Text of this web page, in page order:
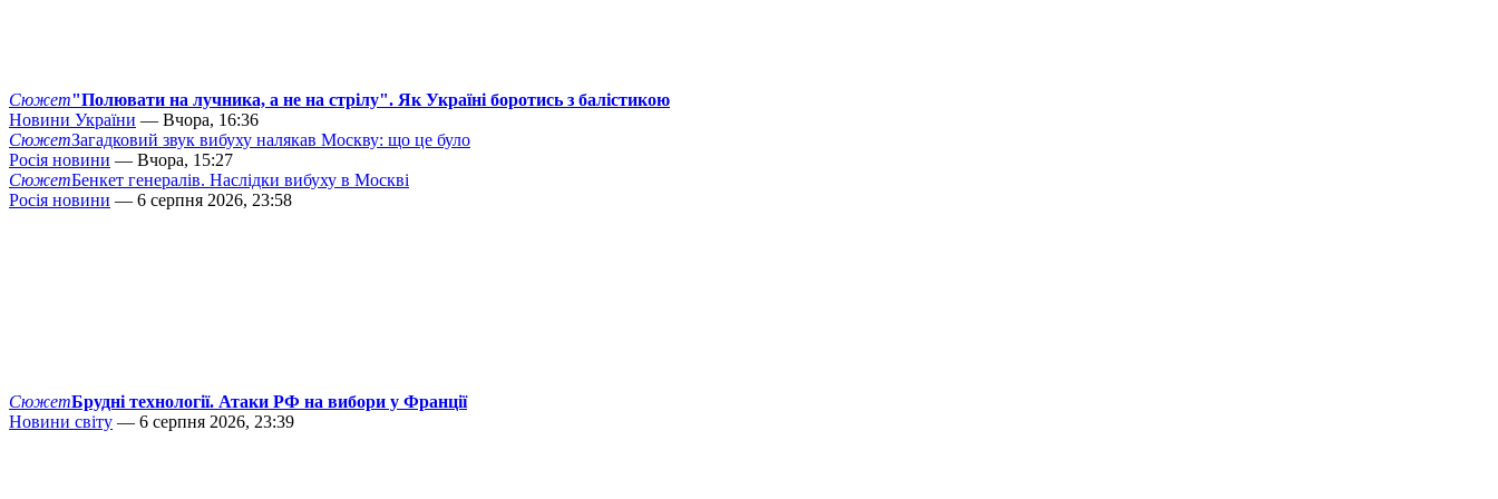
Сюжет"Полювати на лучника, а не на стрілу". Як Україні боротись з балістикою
Новини України — Вчора, 16:36
СюжетЗагадковий звук вибуху налякав Москву: що це було
Росія новини — Вчора, 15:27
СюжетБенкет генералів. Наслідки вибуху в Москві
Росія новини — 6 серпня 2026, 23:58
СюжетБрудні технології. Атаки РФ на вибори у Франції
Новини світу — 6 серпня 2026, 23:39